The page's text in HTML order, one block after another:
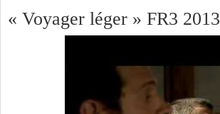
« Voyager léger » FR3 2013